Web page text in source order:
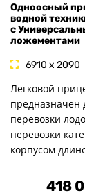
Одноосный
водной
с
ложементами
6910 x 2090
Легковой
предназначен
перевозки
перевозки
корпусом
418